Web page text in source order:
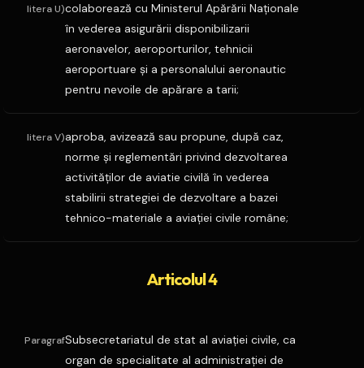
litera U)colaborează cu Ministerul Apărării Naţionale
în vederea asigurării disponibilizarii
aeronavelor, aeroporturilor, tehnicii
aeroportuare şi a personalului aeronautic
pentru nevoile de apărare a tarii;
litera V)aproba, avizează sau propune, după caz,
norme şi reglementări privind dezvoltarea
activităţilor de aviatie civilă în vederea
stabilirii strategiei de dezvoltare a bazei
tehnico-materiale a aviaţiei civile române;
Articolul 4
ParagrafSubsecretariatul de stat al aviaţiei civile, ca
organ de specialitate al administraţiei de